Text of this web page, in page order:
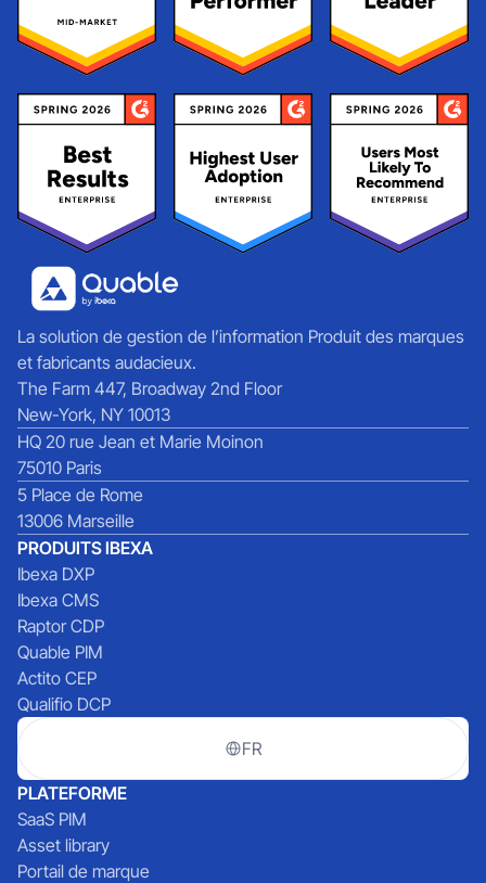
La solution de gestion de l’information Produit des marques
et fabricants audacieux.
The Farm 447, Broadway 2nd Floor
New-York, NY 10013
HQ 20 rue Jean et Marie Moinon
75010 Paris
5 Place de Rome
13006 Marseille
PRODUITS IBEXA
Ibexa DXP
Ibexa CMS
Raptor CDP
Quable PIM
Actito CEP
Qualifio DCP
FR
PLATEFORME
SaaS PIM
Asset library
Portail de marque